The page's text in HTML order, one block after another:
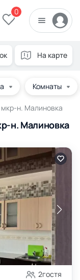
0
На карте
Комнаты
мкр-н. Малиновка
н. Малиновка
2гостя